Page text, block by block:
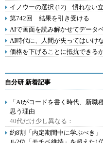
イノウーの選択 (12) 慣れない
第742回 結果を引き受ける
AIで画面を読み解かせてデータ
AI時代に、人間が失ってはいけ
価格を下げることに抵抗できる
自分研 新着記事
「AIがコードを書く時代、新
思う理由
40代だけ少し異なる：
約8割「内定期間中に学ぶべき